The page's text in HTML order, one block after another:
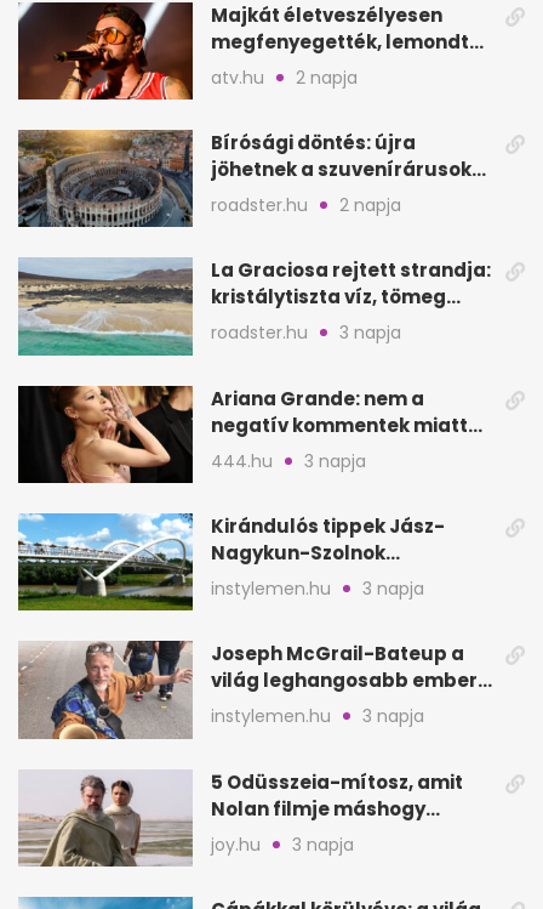
Majkát életveszélyesen
megfenyegették, lemondta
a sepsiszentgyörgyi
atv.hu 2 napja
Bírósági döntés: újra
jöhetnek a szuvenírárusok
Európa ikonikus helyére
roadster.hu 2 napja
La Graciosa rejtett strandja:
kristálytiszta víz, tömeg
nélkül
roadster.hu 3 napja
Ariana Grande: nem a
negatív kommentek miatt
vonul vissza
444.hu 3 napja
Kirándulós tippek Jász-
Nagykun-Szolnok
megyében: 6 kihagyhatatlan
hely
instylemen.hu 3 napja
Joseph McGrail-Bateup a
világ leghangosabb embere
lett Ausztráliából
instylemen.hu 3 napja
5 Odüsszeia-mítosz, amit
Nolan filmje máshogy
mutat, mint Homérosz
joy.hu 3 napja